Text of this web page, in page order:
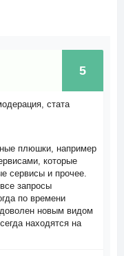
5
стата
плюшки, например
которые
сервисы и прочее.
запросы
по времени
новым видом
находятся на